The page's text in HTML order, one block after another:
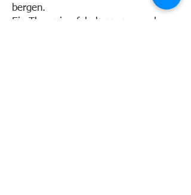
bergen.
Ein Therapieerfolg kann, muss aber